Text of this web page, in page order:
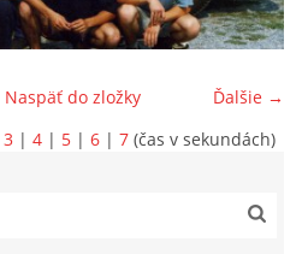
Ďalšie →
Naspäť do zložky
3 | 4 | 5 | 6 | 7 (čas v sekundách)